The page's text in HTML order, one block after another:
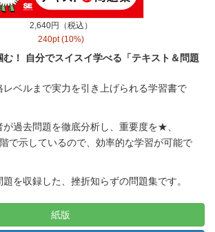
2,640円（税込）
240pt (10%)
！ 自分でスイスイ学べる「テキスト＆問題
ベルまで実力を引き上げられる学習書で
過去問題を徹底分析し、重要度を★、
示しているので、効率的な学習が可能で
を収録した、挫折知らずの問題集です。
紙版